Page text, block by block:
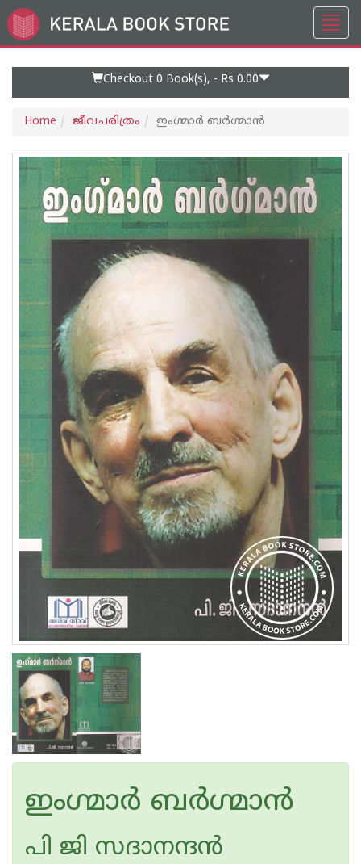
Go
to
Checkout 0 Book(s), - Rs 0.00
Home ജീവചരിത്രം ഇംഗ്മാര്‍ ബര്‍ഗ്മാന്‍
ഇംഗ്മാര്‍ ബര്‍ഗ്മാന്‍
പി ജി സദാനന്ദന്‍